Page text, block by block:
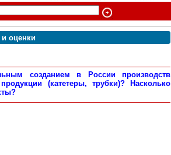
оценки
созданием в России производств
(катетеры, трубки)? Насколько